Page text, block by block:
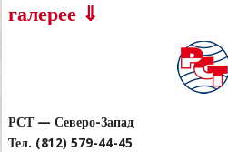
галерее ⇓
РСТ — Северо-Запад
Тел. (812) 579-44-45